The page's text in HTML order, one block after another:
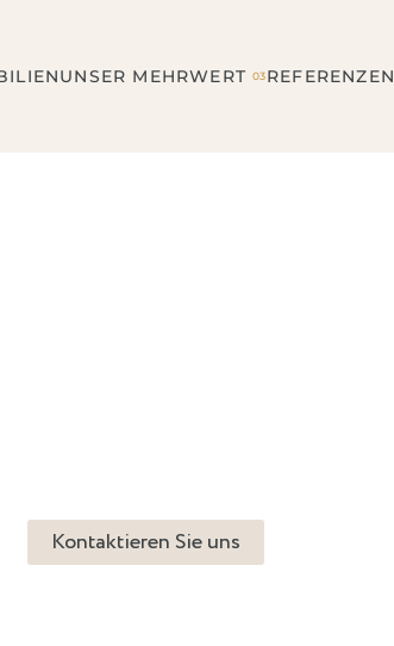
UNSER MEHRWERT 03REFERENZEN
Kontaktieren Sie uns